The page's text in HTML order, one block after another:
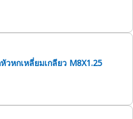
วหกเหลี่ยมเกลียว M8X1.25